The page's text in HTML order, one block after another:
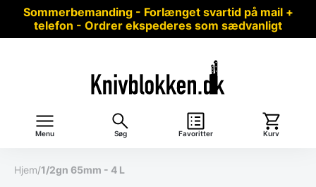
Sommerbemanding - Forlænget svartid på mail +
telefon - Ordrer ekspederes som sædvanligt
Menu Søg Favoritter Kurv
Hjem/1/2gn 65mm - 4 L